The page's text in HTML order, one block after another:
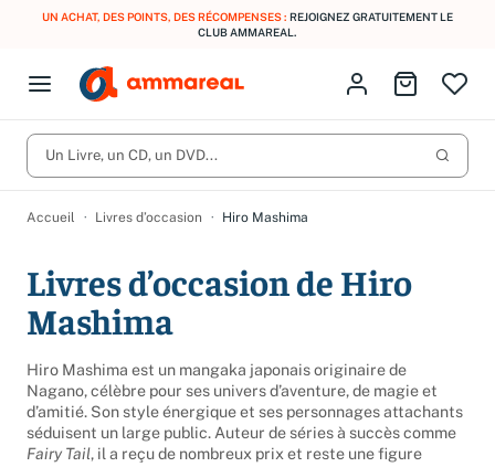
UN ACHAT, DES POINTS, DES RÉCOMPENSES : REJOIGNEZ GRATUITEMENT LE
CLUB AMMAREAL.
Open menu
Fermer le menu
CD d'occasion
Partitions
Culture à 1 €
Meilleures ventes
Nos engagements
Produits Catégories
Vous n'avez pas trouvé l'article que vous cherchiez ?
Activez les notifications dans votre compte pour être alerté dès
qu'il est en stock.
Créer une alerte
Identifiez-vous
Aller au
Un Livre, un CD, un DVD...
Accueil Livres d’occasion Hiro Mashima
Livres d’occasion de Hiro
Mashima
Hiro Mashima est un mangaka japonais originaire de
Nagano, célèbre pour ses univers d’aventure, de magie et
d’amitié. Son style énergique et ses personnages attachants
séduisent un large public. Auteur de séries à succès comme
Fairy Tail, il a reçu de nombreux prix et reste une figure